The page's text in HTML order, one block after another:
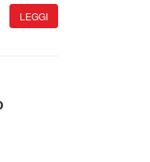
LEGGI